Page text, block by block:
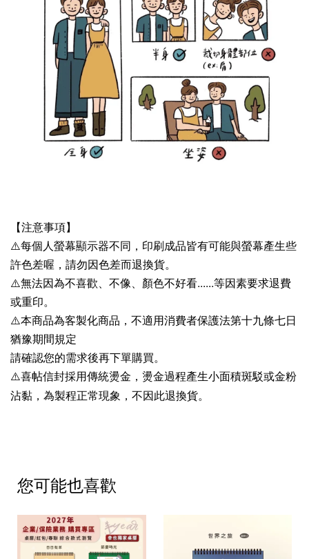
【注意事項】
⚠️每個人螢幕顯示器不同，印刷成品皆有可能與螢幕產生些
許色差喔，請勿因色差而退換貨。
⚠️無法因為不喜歡、不像、顏色不好看......等因素要求退費
或重印。
⚠️本商品為客製化商品，不適用消費者保護法第十九條七日
猶豫期間規定
請確認您的需求後再下單購買。
⚠️喜帖信封採用傳統燙金，燙金過程產生小面積斑駁或金粉
沾黏，為製程正常現象，不因此退換貨。
您可能也喜歡